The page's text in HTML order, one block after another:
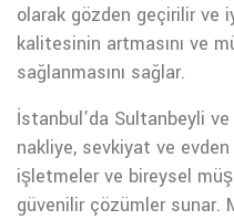
olarak gözden geçirilir ve
kalitesinin artmasını ve
sağlanmasını sağlar.
İstanbul’da Sultanbeyli
nakliye, sevkiyat ve
işletmeler ve bireysel
güvenilir çözümler sunar.